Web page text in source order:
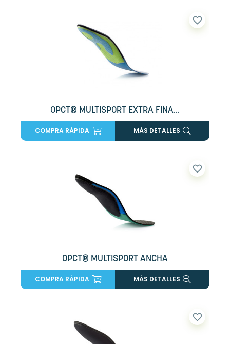
favorite_border
OPCT® MULTISPORT EXTRA FINA...
COMPRA RÁPIDA MÁS DETALLES
favorite_border
OPCT® MULTISPORT ANCHA
COMPRA RÁPIDA MÁS DETALLES
favorite_border